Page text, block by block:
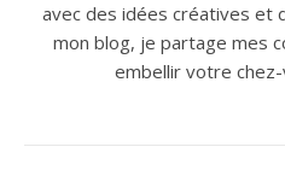
avec des idées créatives et
mon blog, je partage mes
embellir votre chez-